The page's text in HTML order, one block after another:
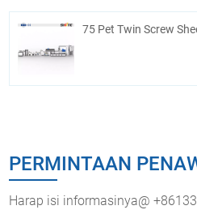
75 Pet Twin Screw
PERMINTAAN
Harap isi informasinya@